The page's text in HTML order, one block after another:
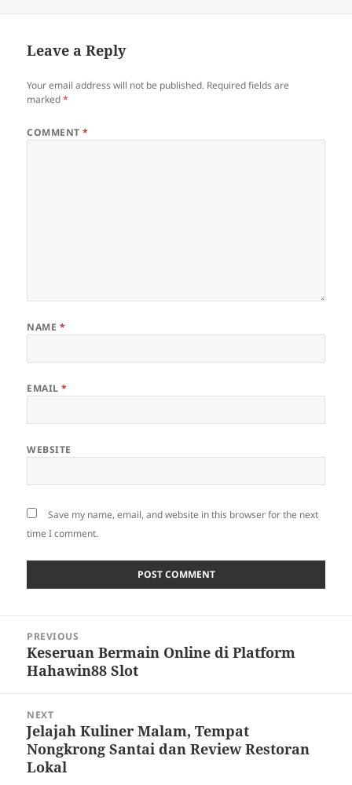
Leave a Reply
Your email address will not be published. Required fields are
marked*
COMMENT*
NAME *
EMAIL*
WEBSITE
Save my name, email, and website in this browser for the next
time I comment.
navigation
PREVIOUS
Previous
post:
Keseruan Bermain Online di Platform
Hahawin88 Slot
NEXT
Next
post:
Jelajah Kuliner Malam, Tempat
Nongkrong Santai dan Review Restoran
Lokal